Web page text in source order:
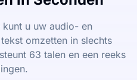
u uw audio- en
omzetten in slechts
63 talen en een reeks